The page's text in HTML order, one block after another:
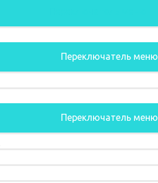
Переключатель меню
Переключатель меню